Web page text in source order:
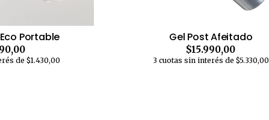
Portable
de $1.430,00
Gel Post Afeitado
$15.990,00
3 cuotas sin interés de $5.330,00